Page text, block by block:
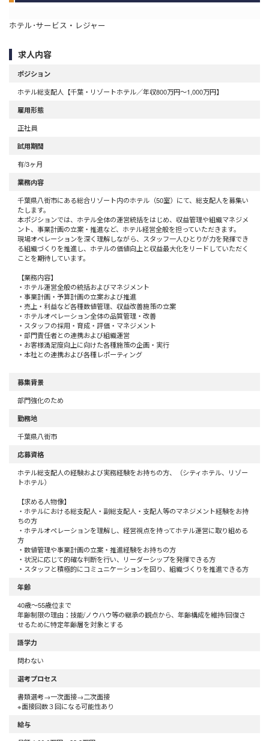
ホテル･サービス・レジャー
求人内容
ポジション
ホテル総支配人【千葉・リゾートホテル／年収800万円～1,000万円】
雇用形態
正社員
試用期間
有/3ヶ月
業務内容
千葉県八街市にある総合リゾート内のホテル（50室）にて、総支配人を募集い
たします。
本ポジションでは、ホテル全体の運営統括をはじめ、収益管理や組織マネジメ
ント、事業計画の立案・推進など、ホテル経営全般を担っていただきます。
現場オペレーションを深く理解しながら、スタッフ一人ひとりが力を発揮でき
る組織づくりを推進し、ホテルの価値向上と収益最大化をリードしていただく
ことを期待しています。
【業務内容】
・ホテル運営全般の統括およびマネジメント
・事業計画・予算計画の立案および推進
・売上・利益など各種数値管理、収益改善施策の立案
・ホテルオペレーション全体の品質管理・改善
・スタッフの採用・育成・評価・マネジメント
・部門責任者との連携および組織運営
・お客様満足度向上に向けた各種施策の企画・実行
・本社との連携および各種レポーティング
募集背景
部門強化のため
勤務地
千葉県八街市
応募資格
ホテル総支配人の経験および実務経験をお持ちの方、（シティホテル、リゾー
トホテル）
【求める人物像】
・ホテルにおける総支配人・副総支配人・支配人等のマネジメント経験をお持
ちの方
・ホテルオペレーションを理解し、経営視点を持ってホテル運営に取り組める
方
・数値管理や事業計画の立案・推進経験をお持ちの方
・状況に応じて的確な判断を行い、リーダーシップを発揮できる方
・スタッフと積極的にコミュニケーションを図り、組織づくりを推進できる方
年齢
40歳〜55歳位まで
年齢制限の理由：技能/ノウハウ等の継承の観点から、年齢構成を維持/回復さ
せるために特定年齢層を対象とする
語学力
問わない
選考プロセス
書類選考→一次面接→二次面接
※面接回数３回になる可能性あり
給与